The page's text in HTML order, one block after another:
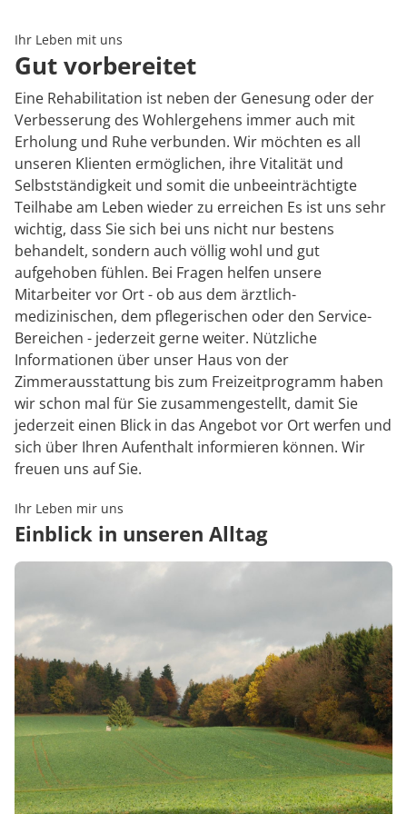
Ihr Leben mit uns
Gut vorbereitet
Eine Rehabilitation ist neben der Genesung oder der
Verbesserung des Wohlergehens immer auch mit
Erholung und Ruhe verbunden. Wir möchten es all
unseren Klienten ermöglichen, ihre Vitalität und
Selbstständigkeit und somit die unbeeinträchtigte
Teilhabe am Leben wieder zu erreichen Es ist uns sehr
wichtig, dass Sie sich bei uns nicht nur bestens
behandelt, sondern auch völlig wohl und gut
aufgehoben fühlen. Bei Fragen helfen unsere
Mitarbeiter vor Ort - ob aus dem ärztlich-
medizinischen, dem pflegerischen oder den Service-
Bereichen - jederzeit gerne weiter. Nützliche
Informationen über unser Haus von der
Zimmerausstattung bis zum Freizeitprogramm haben
wir schon mal für Sie zusammengestellt, damit Sie
jederzeit einen Blick in das Angebot vor Ort werfen und
sich über Ihren Aufenthalt informieren können. Wir
freuen uns auf Sie.
Ihr Leben mir uns
Einblick in unseren Alltag